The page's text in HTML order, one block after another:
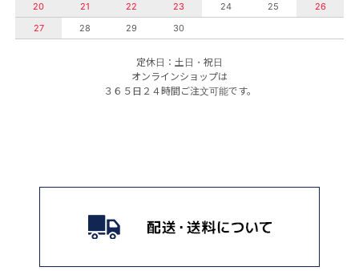
20
21 22 23 24 25
26
27
28 29 30
定休日：土日・祝日
オンラインショップは
３６５日２４時間ご注文可能です。